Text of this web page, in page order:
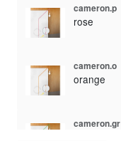
cameron.p
rose
cameron.o
orange
cameron.gr